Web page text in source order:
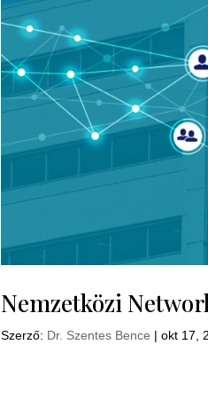
Nemzetközi
Szerző: Dr. Szentes Bence |okt 17,